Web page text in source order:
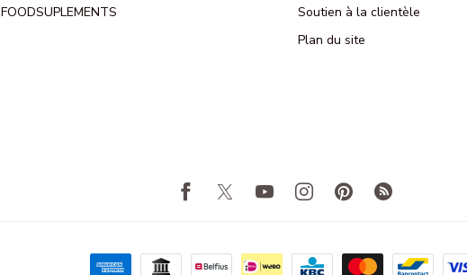
FOODSUPLEMENTS
Soutien à la clientèle
Plan du site